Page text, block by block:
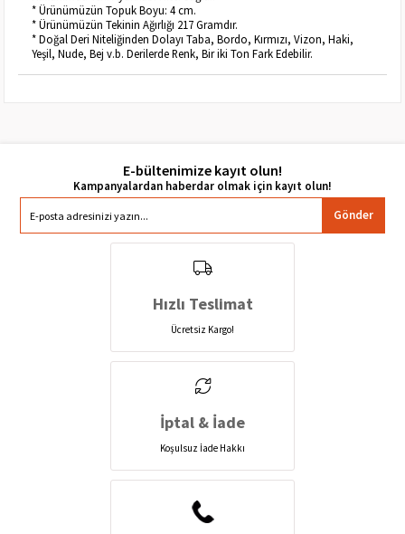
* Ürünümüzün Topuk Boyu: 4 cm.
* Ürünümüzün Tekinin Ağırlığı 217 Gramdır.
* Doğal Deri Niteliğinden Dolayı Taba, Bordo, Kırmızı, Vizon, Haki,
Yeşil, Nude, Bej v.b. Derilerde Renk, Bir iki Ton Fark Edebilir.
E-bültenimize kayıt olun!
Gönder
Hızlı Teslimat
Ücretsiz Kargo!
İptal & İade
Koşulsuz İade Hakkı